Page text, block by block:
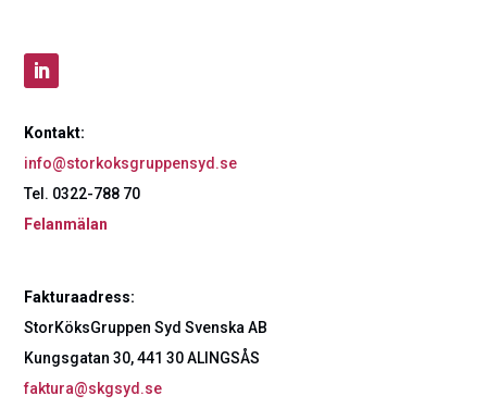
Kontakt:
info@storkoksgruppensyd.se
Tel. 0322-788 70
Felanmälan
Fakturaadress:
StorKöksGruppen Syd Svenska AB
Kungsgatan 30, 441 30 ALINGSÅS
faktura@skgsyd.se